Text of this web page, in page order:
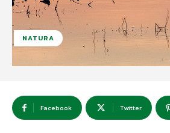
NATURA
Facebook Twitter